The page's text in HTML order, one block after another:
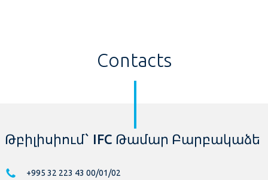
Contacts
Թբիլիսիում` IFC Թամար Բարբակաձե
+995 32 223 43 00/01/02